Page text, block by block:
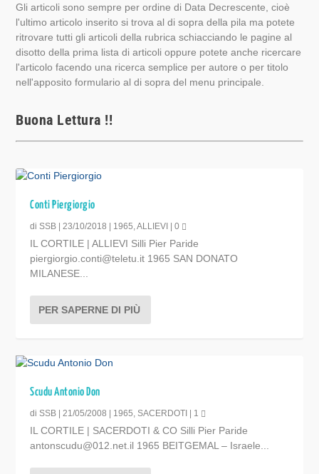
Gli articoli sono sempre per ordine di Data Decrescente, cioè
l'ultimo articolo inserito si trova al di sopra della pila ma potete
ritrovare tutti gli articoli della rubrica schiacciando le pagine al
disotto della prima lista di articoli oppure potete anche ricercare
l'articolo facendo una ricerca semplice per autore o per titolo
nell'apposito formulario al di sopra del menu principale.
Buona Lettura !!
Conti Piergiorgio
diSSB | 23/10/2018 | 1965 ,ALLIEVI |0
IL CORTILE | ALLIEVI Silli Pier Paride
piergiorgio.conti@teletu.it 1965 SAN DONATO
MILANESE...
PER SAPERNE DI PIÙ
Scudu Antonio Don
diSSB | 21/05/2008 | 1965 ,SACERDOTI | 1
IL CORTILE | SACERDOTI & CO Silli Pier Paride
antonscudu@012.net.il 1965 BEITGEMAL – Israele...